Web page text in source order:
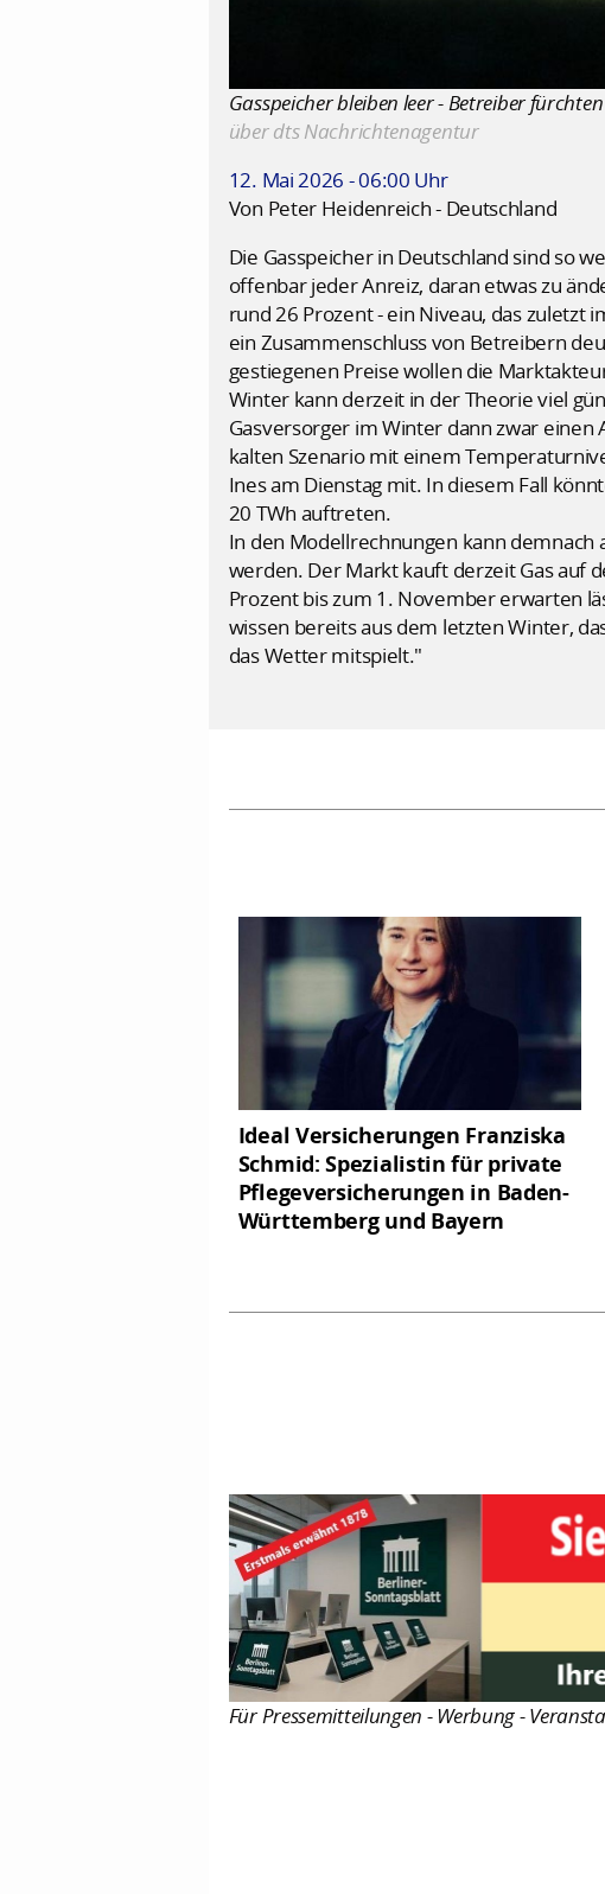
Gasspeicher bleiben leer - Betreiber
über dts Nachrichtenagentur
12. Mai 2026 - 06:00 Uhr
Von Peter Heidenreich - Deutschland
Die Gasspeicher in Deutschland sind so
offenbar jeder Anreiz, daran etwas zu
rund 26 Prozent - ein Niveau, das zuletzt
ein Zusammenschluss von Betreibern
gestiegenen Preise wollen die
Winter kann derzeit in der Theorie viel
Gasversorger im Winter dann zwar einen
kalten Szenario mit einem
Ines am Dienstag mit. In diesem Fall
20 TWh auftreten.
In den Modellrechnungen kann demnach
werden. Der Markt kauft derzeit Gas auf
Prozent bis zum 1. November erwarten
wissen bereits aus dem letzten Winter,
das Wetter mitspielt."
Ideal Versicherungen Franziska
Schmid: Spezialistin für private
Pflegeversicherungen in Baden-
Württemberg und Bayern
Für Pressemitteilungen - Werbung -